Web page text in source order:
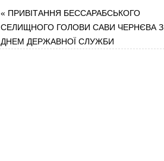
« ПРИВІТАННЯ БЕССАРАБСЬКОГО
СЕЛИЩНОГО ГОЛОВИ САВИ ЧЕРНЄВА З
ДНЕМ ДЕРЖАВНОЇ СЛУЖБИ